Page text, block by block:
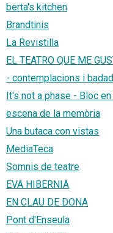
berta's kitchen
Brandtinis
La Revistilla
EL TEATRO QUE ME
- contemplacions i
It's not a phase - Bloc
escena de la memòria
Una butaca con vistas
MediaTeca
Somnis de teatre
EVA HIBERNIA
EN CLAU DE DONA
Pont d'Enseula